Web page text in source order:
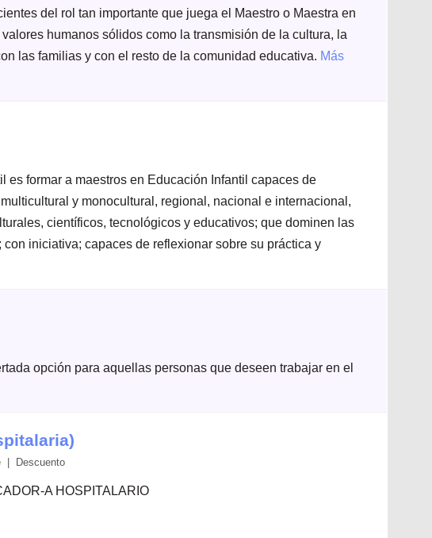
del rol tan importante que juega el Maestro o Maestra en
humanos sólidos como la transmisión de la cultura, la
las familias y con el resto de la comunidad educativa. Más
formar a maestros en Educación Infantil capaces de
y monocultural, regional, nacional e internacional,
científicos, tecnológicos y educativos; que dominen las
iniciativa; capaces de reflexionar sobre su práctica y
opción para aquellas personas que deseen trabajar en el
| Descuento
A HOSPITALARIO